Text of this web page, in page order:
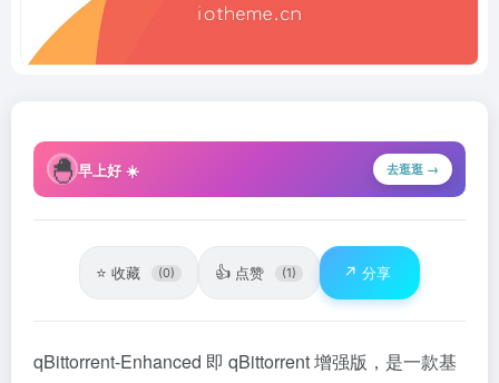
🐣早上好 ☀️ 去逛逛 →
⭐ 收藏 (0) 👍 点赞 (1) ↗️ 分享
qBittorrent-Enhanced 即 qBittorrent 增强版，是一款基